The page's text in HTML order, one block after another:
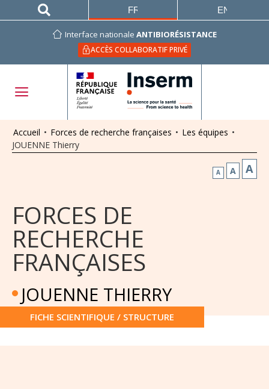
Interface nationale ANTIBIORÉSISTANCE
ACCÈS COLLABORATIF PRIVÉ
FRANÇAIS ENGLISH
Accueil • Forces de recherche françaises • Les équipes •
JOUENNE Thierry
A A A
FORCES DE
RECHERCHE
FRANÇAISES
JOUENNE THIERRY
FICHE SCIENTIFIQUE / STRUCTURE